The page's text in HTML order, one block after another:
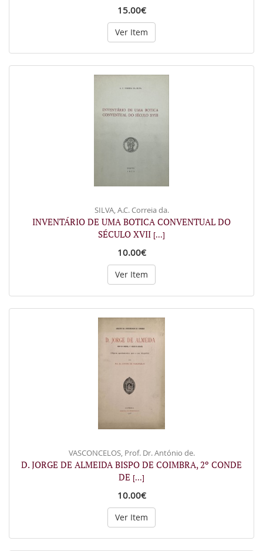
15.00€
Ver Item
SILVA, A.C. Correia da.
INVENTÁRIO DE UMA BOTICA CONVENTUAL DO
SÉCULO XVII [...]
10.00€
Ver Item
VASCONCELOS, Prof. Dr. António de.
D. JORGE DE ALMEIDA BISPO DE COIMBRA, 2º CONDE
DE [...]
10.00€
Ver Item